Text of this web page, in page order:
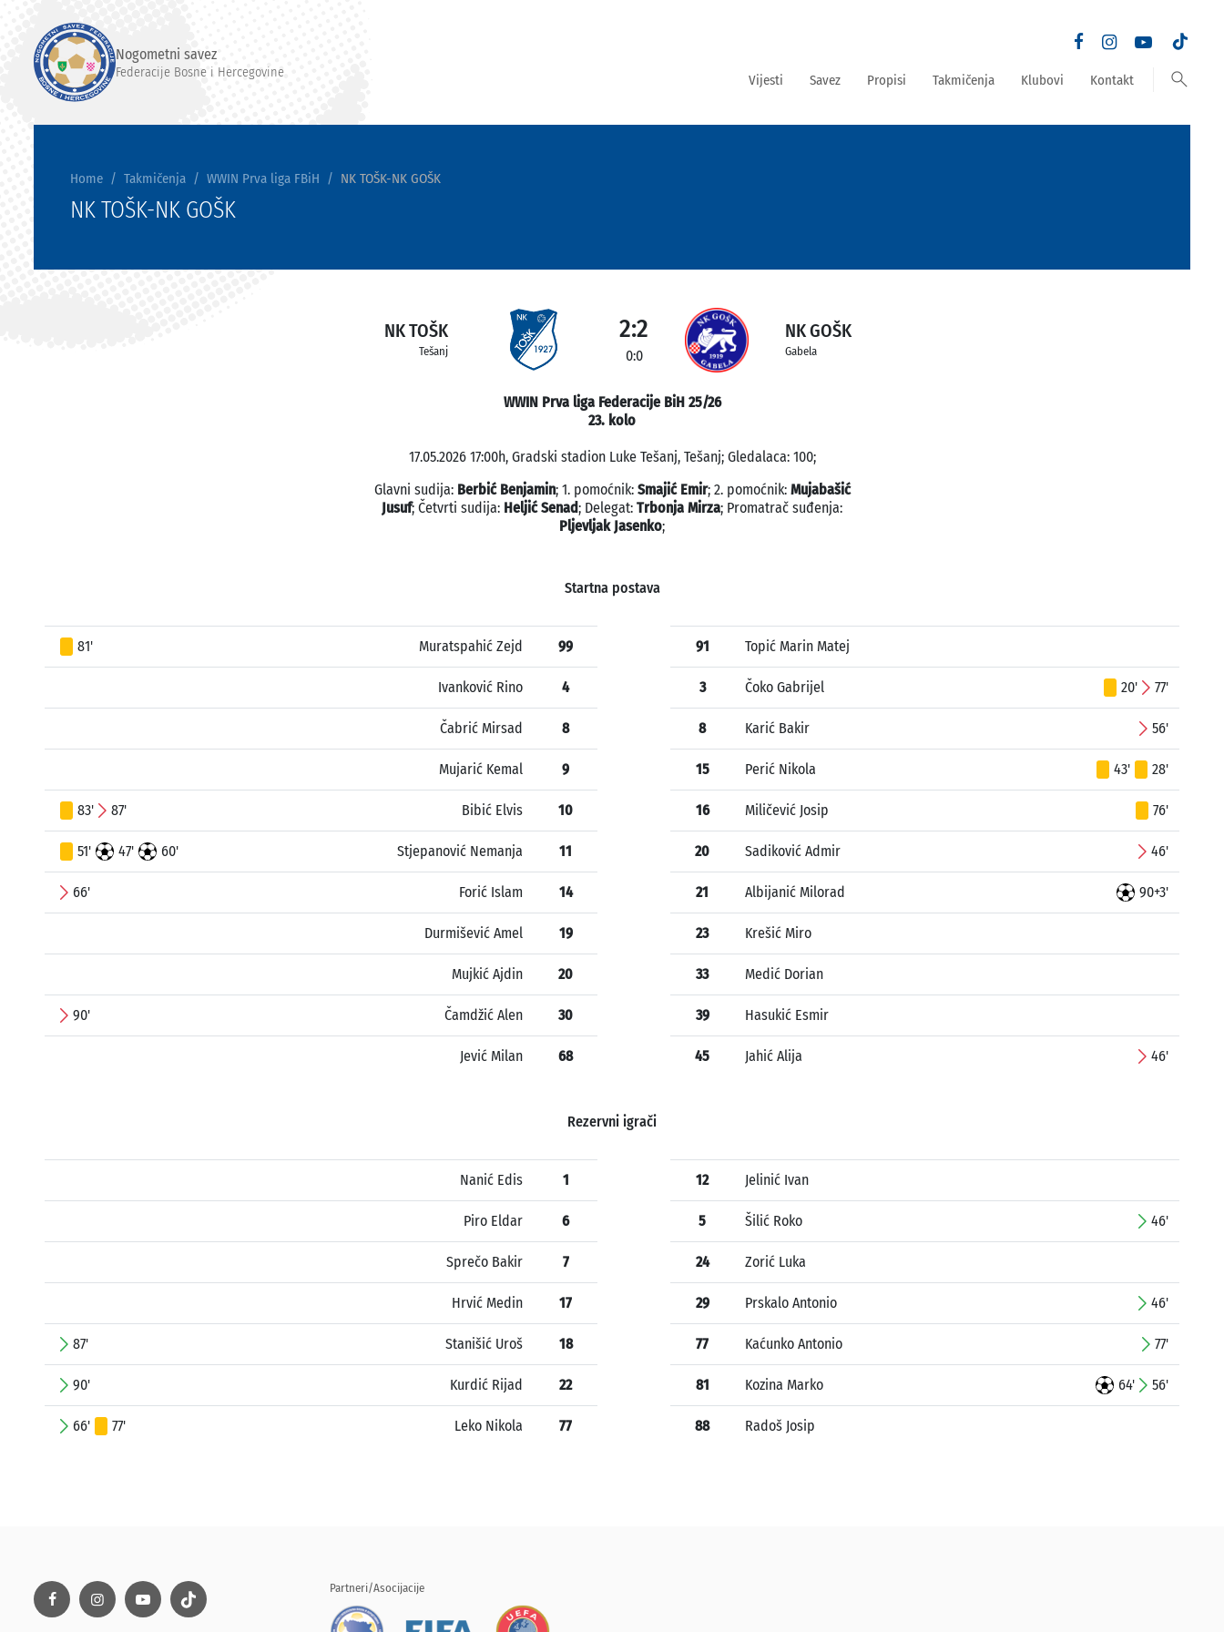
Nogometni savez
Federacije Bosne i Hercegovine Vijesti Savez Propisi Takmičenja Klubovi Kontakt search
Home Takmičenja WWIN Prva liga FBiH NK TOŠK-NK GOŠK
NK TOŠK-NK GOŠK
NK TOŠK
Tešanj
2:2
0:0
NK GOŠK
Gabela
WWIN Prva liga Federacije BiH 25/26
23. kolo
17.05.2026 17:00h, Gradski stadion Luke Tešanj, Tešanj; Gledalaca: 100;
Glavni sudija: Berbić Benjamin; 1. pomoćnik: Smajić Emir; 2. pomoćnik: Mujabašić
Jusuf; Četvrti sudija: Heljić Senad; Delegat: Trbonja Mirza; Promatrač suđenja:
Pljevljak Jasenko;
Startna postava
81' Muratspahić Zejd 99
Ivanković Rino 4
Čabrić Mirsad 8
Mujarić Kemal 9
83' 87' Bibić Elvis 10
51' 47' 60' Stjepanović Nemanja 11
66' Forić Islam 14
Durmišević Amel 19
Mujkić Ajdin 20
90' Čamdžić Alen 30
Jević Milan 68
91 Topić Marin Matej
3 Čoko Gabrijel 20' 77'
8 Karić Bakir 56'
15 Perić Nikola 43' 28'
16 Miličević Josip 76'
20 Sadiković Admir 46'
21 Albijanić Milorad 90+3'
23 Krešić Miro
33 Medić Dorian
39 Hasukić Esmir
45 Jahić Alija 46'
Rezervni igrači
Nanić Edis 1
Piro Eldar 6
Sprečo Bakir 7
Hrvić Medin 17
87' Stanišić Uroš 18
90' Kurdić Rijad 22
66' 77' Leko Nikola 77
12 Jelinić Ivan
5 Šilić Roko 46'
24 Zorić Luka
29 Prskalo Antonio 46'
77 Kaćunko Antonio 77'
81 Kozina Marko 64' 56'
88 Radoš Josip
Partneri/Asocijacije